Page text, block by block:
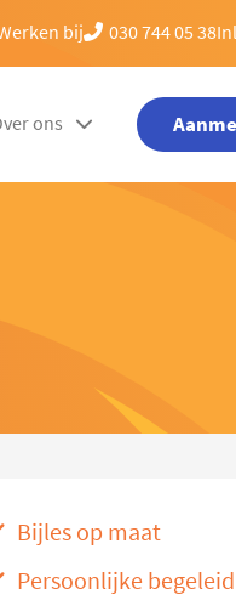
bij 030 744 05 38
ons
Bijles op maat
Persoonlijke